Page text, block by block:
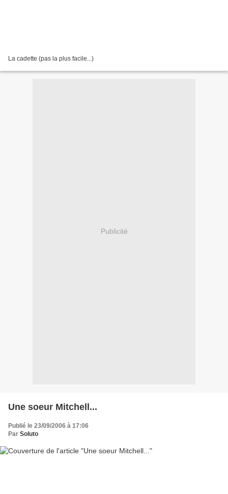
La cadette (pas la plus facile...)
Publicité
Une soeur Mitchell...
Publié le 23/09/2006 à 17:06
Par Soluto